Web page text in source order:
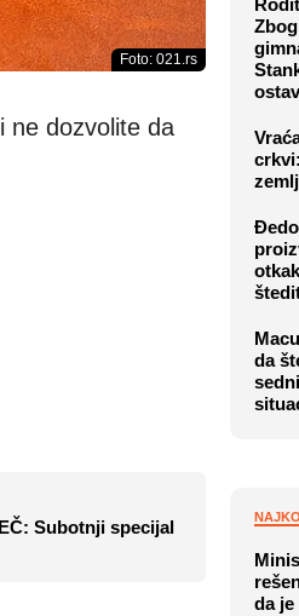
Foto: 021.rs
ne dozvolite da
Subotnji specijal
da
da